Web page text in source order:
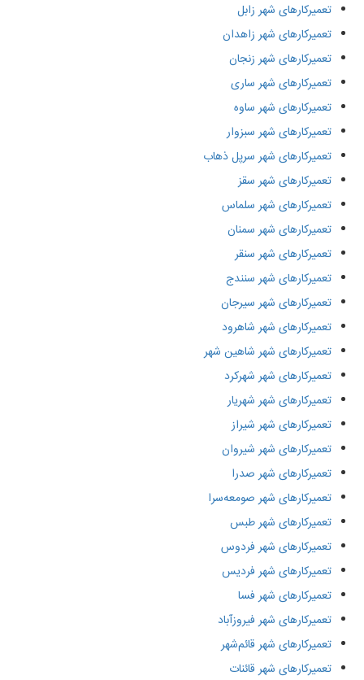
تعمیرکارهای شهر زابل
تعمیرکارهای شهر زاهدان
تعمیرکارهای شهر زنجان
تعمیرکارهای شهر ساری
تعمیرکارهای شهر ساوه
تعمیرکارهای شهر سبزوار
تعمیرکارهای شهر سرپل ذهاب
تعمیرکارهای شهر سقز
تعمیرکارهای شهر سلماس
تعمیرکارهای شهر سمنان
تعمیرکارهای شهر سنقر
تعمیرکارهای شهر سنندج
تعمیرکارهای شهر سیرجان
تعمیرکارهای شهر شاهرود
تعمیرکارهای شهر شاهین شهر
تعمیرکارهای شهر شهرکرد
تعمیرکارهای شهر شهریار
تعمیرکارهای شهر شیراز
تعمیرکارهای شهر شیروان
تعمیرکارهای شهر صدرا
تعمیرکارهای شهر صومعه‌سرا
تعمیرکارهای شهر طبس
تعمیرکارهای شهر فردوس
تعمیرکارهای شهر فردیس
تعمیرکارهای شهر فسا
تعمیرکارهای شهر فیروزآباد
تعمیرکارهای شهر قائم‌شهر
تعمیرکارهای شهر قائنات